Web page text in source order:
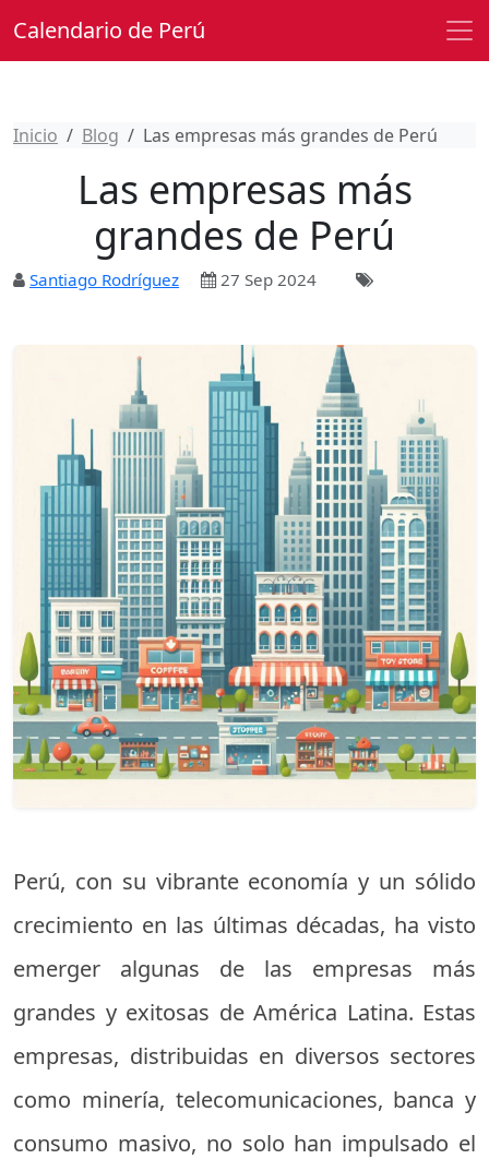
Calendario de Perú
Inicio Blog Las empresas más grandes de Perú
Las empresas más
grandes de Perú
Santiago Rodríguez 27 Sep 2024
Perú, con su vibrante economía y un sólido
crecimiento en las últimas décadas, ha visto
emerger algunas de las empresas más
grandes y exitosas de América Latina. Estas
empresas, distribuidas en diversos sectores
como minería, telecomunicaciones, banca y
consumo masivo, no solo han impulsado el